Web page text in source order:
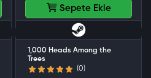
Sepete Ekle
1,000 Heads Among the
Trees
(0)